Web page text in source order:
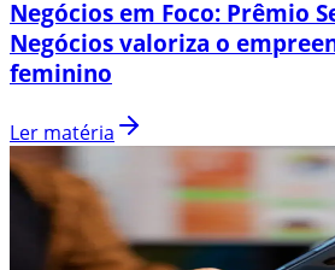
Negócios em Foco: Prêmio
Negócios valoriza o
feminino
Ler matéria